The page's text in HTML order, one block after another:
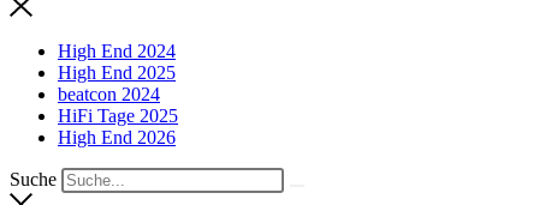
High End 2024
High End 2025
beatcon 2024
HiFi Tage 2025
High End 2026
Suche